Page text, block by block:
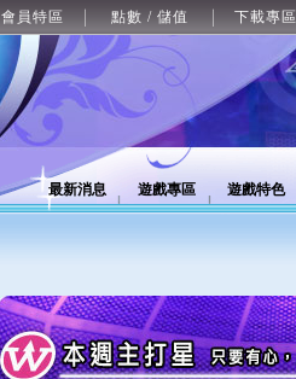
會員特區 點數 / 儲值 下載專區
最新消息 遊戲專區 遊戲特色